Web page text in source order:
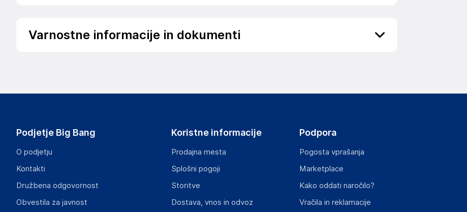
Varnostne informacije in dokumenti
info@mediamarkt.pl
Gospodarski subjekt s sedežem v EU, ki zagotavlja skladnost izdelka z zahtevanimi predpisi.
Al. Jerozolimskie 179, 02-222 Warszawa, Polska
Podjetje Big Bang
O podjetju
Kontakti
Družbena odgovornost
Obvestila za javnost
Koristne informacije
Prodajna mesta
Splošni pogoji
Storitve
Dostava, vnos in odvoz
Podpora
Pogosta vprašanja
Marketplace
Kako oddati naročilo?
Vračila in reklamacije